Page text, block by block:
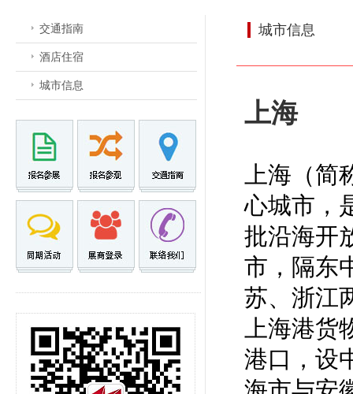
交通指南
酒店住宿
城市信息
城市信息
上海
上海（
心城市，
批沿海开
市，隔东
苏、浙江
上海港货
港口，设